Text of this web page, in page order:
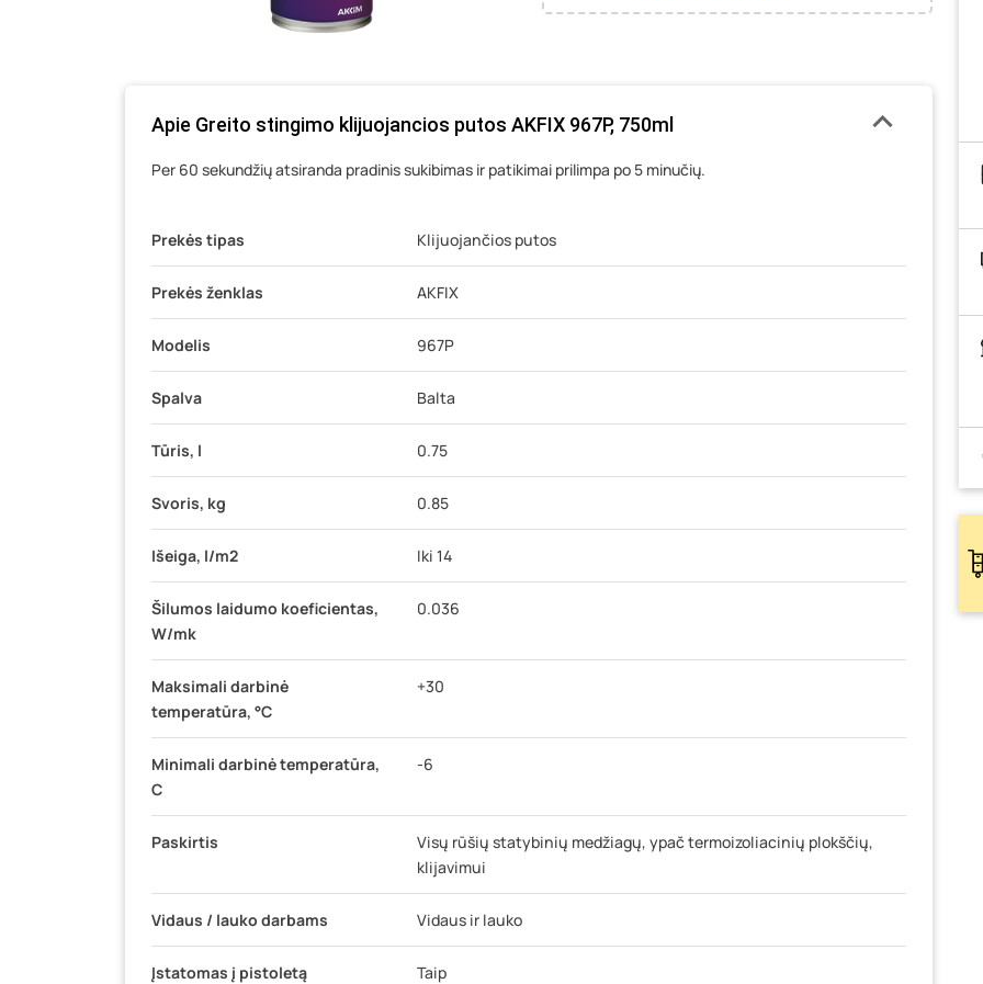
Apie Greito stingimo klijuojancios putos AKFIX 967P, 750ml
Per 60 sekundžių atsiranda pradinis sukibimas ir patikimai prilimpa po 5 minučių.
Prekės tipas Klijuojančios putos
Prekės ženklas AKFIX
Modelis 967P
Spalva Balta
Tūris, l 0.75
Svoris, kg 0.85
Išeiga, l/m2 Iki 14
Šilumos laidumo koeficientas,
W/mk
0.036
Maksimali darbinė
temperatūra, °C
+30
Minimali darbinė temperatūra,
C
-6
Paskirtis
Visų rūšių statybinių medžiagų, ypač termoizoliacinių plokščių,
klijavimui
Vidaus / lauko darbams Vidaus ir lauko
Įstatomas į pistoletą Taip